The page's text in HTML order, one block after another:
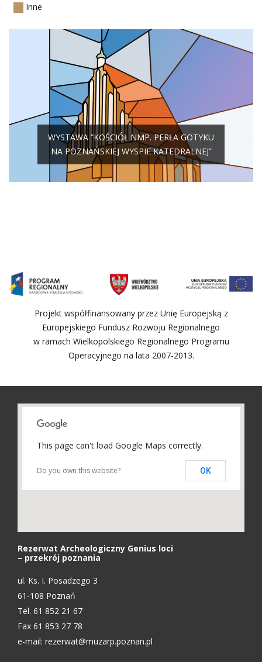
Inne
WYSTAWA ”KOŚCIÓŁ NMP. PERŁA GOTYKU
NA POZNAŃSKIEJ WYSPIE KATEDRALNEJ”
Projekt współfinansowany przez Unię Europejską z
Europejskiego Fundusz Rozwoju Regionalnego
w ramach Wielkopolskiego Regionalnego Programu
Operacyjnego na lata 2007-2013.
This page can't load Google Maps correctly.
Do you own this website? OK
Rezerwat Archeologiczny Genius loci
– przekrój poznania
ul. Ks. I. Posadzego 3
61-108 Poznań
Tel. 61 852 21 67
Fax 61 853 27 78
e-mail: rezerwat@muzarp.poznan.pl